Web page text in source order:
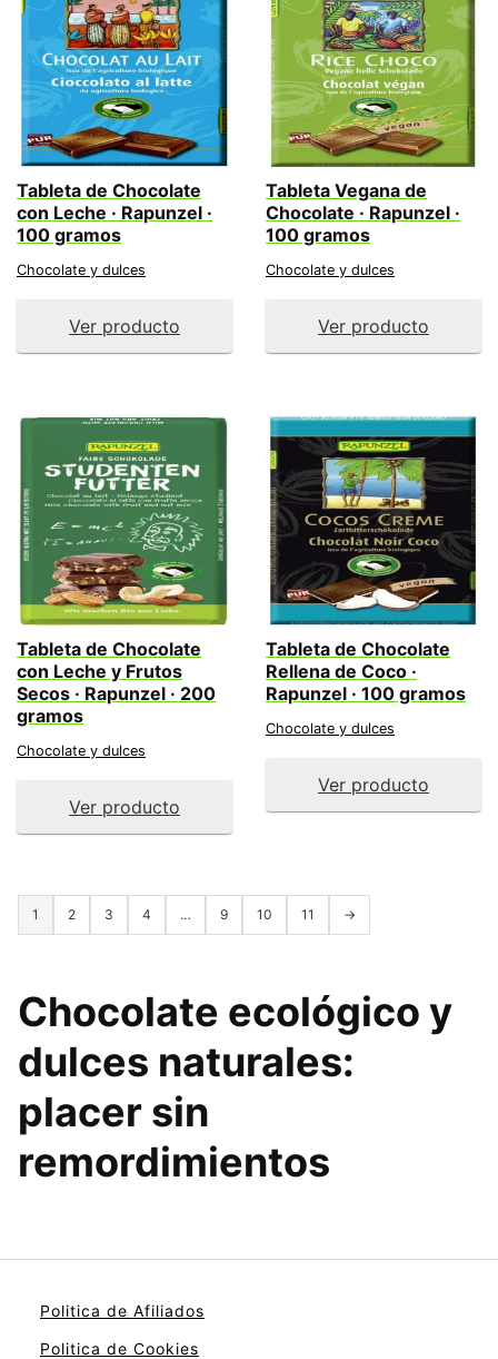
Tableta de Chocolate
con Leche · Rapunzel ·
100 gramos
Chocolate y dulces
Ver producto
Tableta Vegana de
Chocolate · Rapunzel ·
100 gramos
Chocolate y dulces
Ver producto
Tableta de Chocolate
con Leche y Frutos
Secos · Rapunzel · 200
gramos
Chocolate y dulces
Ver producto
Tableta de Chocolate
Rellena de Coco ·
Rapunzel · 100 gramos
Chocolate y dulces
Ver producto
1 2 3 4 … 9 10 11 →
Chocolate ecológico y
dulces naturales:
placer sin
remordimientos
Politica de Afiliados
Politica de Cookies